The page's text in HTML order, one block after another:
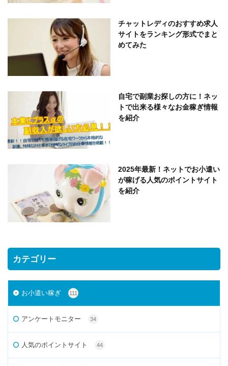
チャットレディのおすすめ求人
サイトをランキング形式でまと
めてみた
自宅で副業お探しの方に！ネッ
トで出来る様々なお金稼ぎ情報
を紹介
2025年最新！ネットでお小遣い
が稼げる人気のポイントサイト
を紹介
カテゴリー
お小遣い稼ぎ 111
アンケートモニター 34
人気のポイントサイト 44